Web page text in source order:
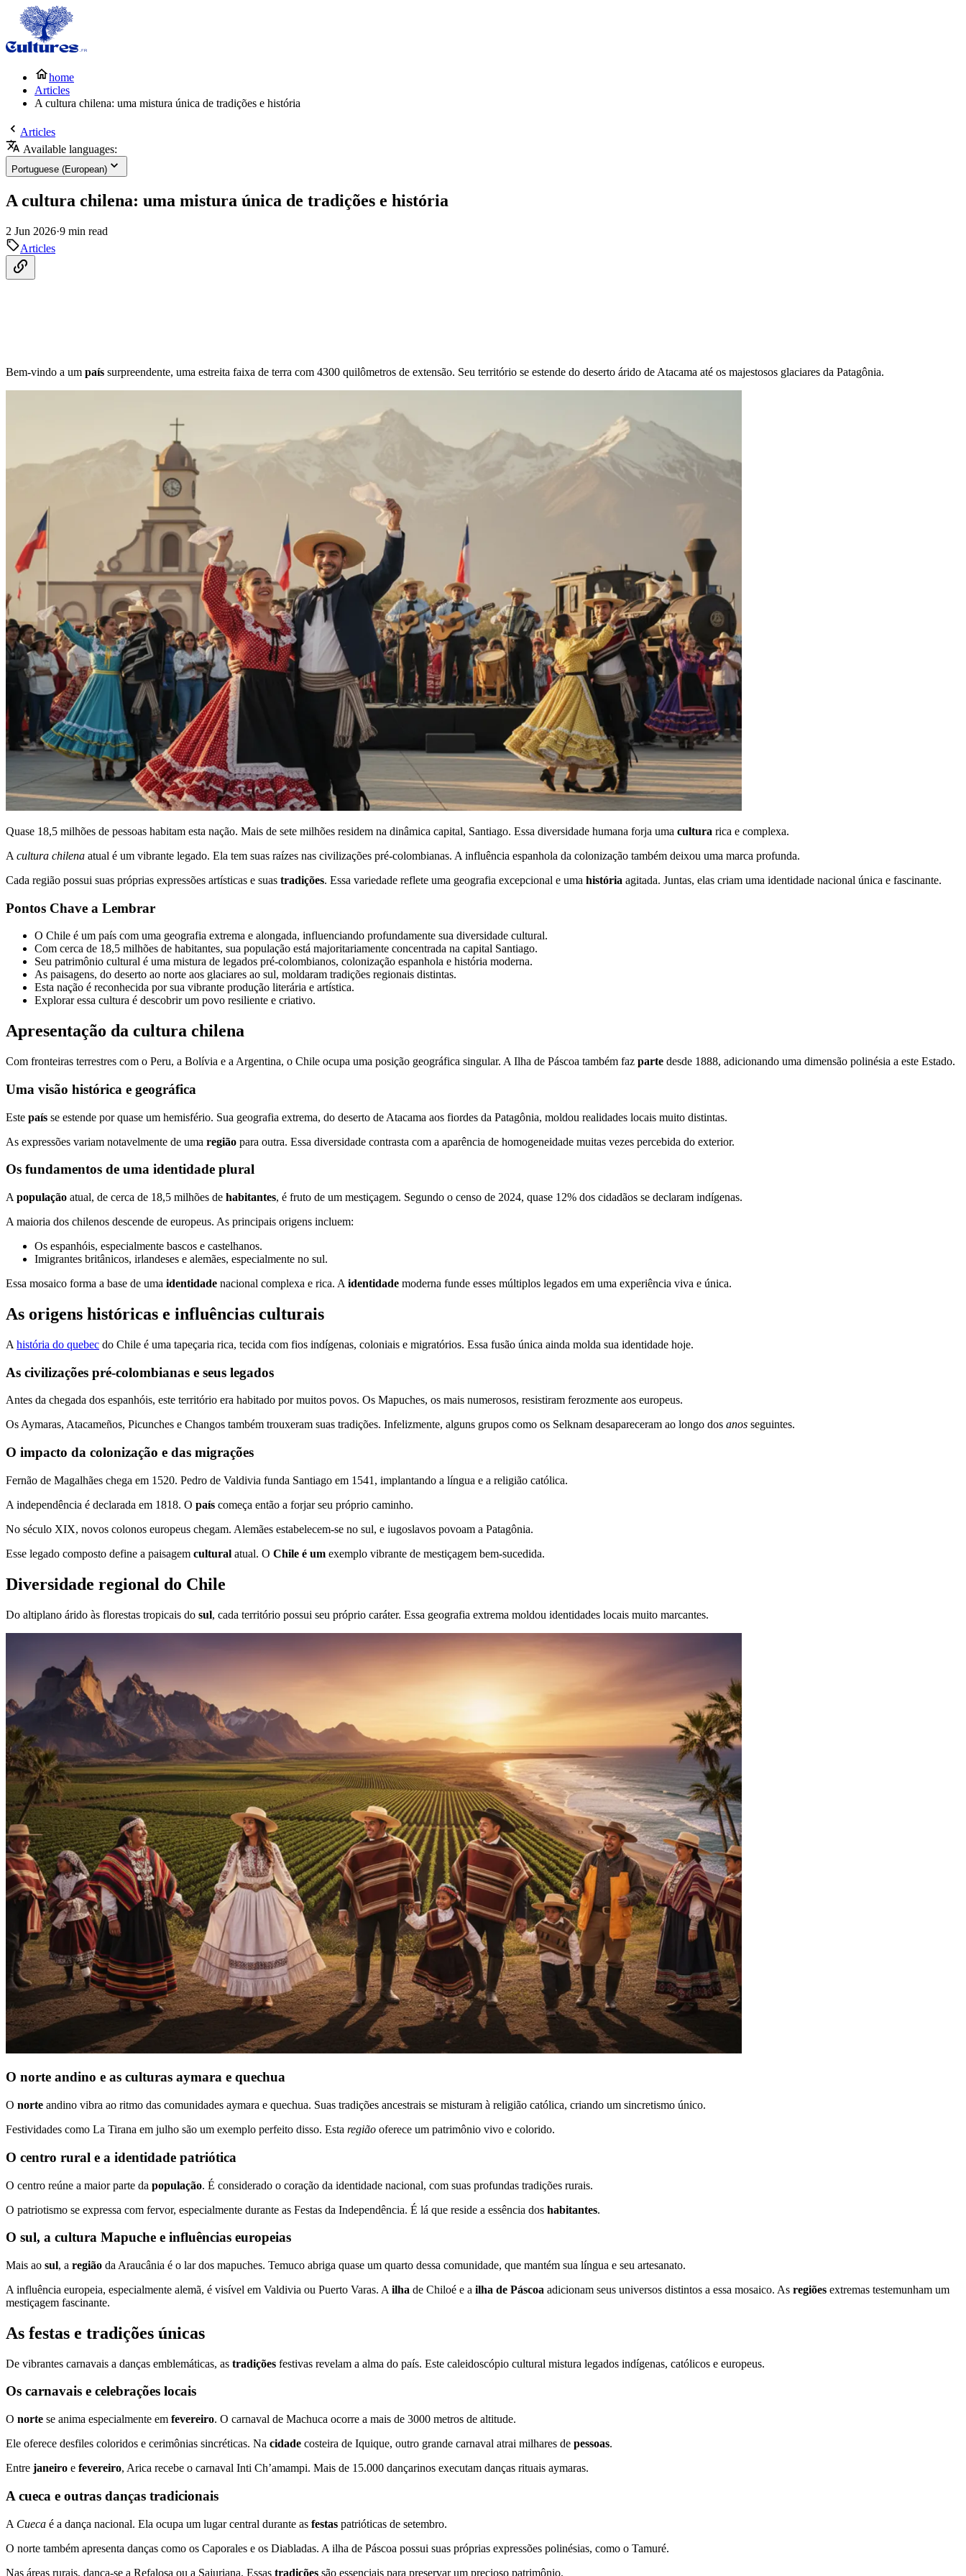
home
Articles
A cultura chilena: uma mistura única de tradições e história
Articles
Available languages:
Portuguese (European)
A cultura chilena: uma mistura única de tradições e história
2 Jun 2026·9 min read
Articles
Bem-vindo a um país surpreendente, uma estreita faixa de terra com 4300 quilômetros de extensão. Seu território se estende do deserto árido de Atacama até os majestosos glaciares da Patagônia.
Quase 18,5 milhões de pessoas habitam esta nação. Mais de sete milhões residem na dinâmica capital, Santiago. Essa diversidade humana forja uma cultura rica e complexa.
A cultura chilena atual é um vibrante legado. Ela tem suas raízes nas civilizações pré-colombianas. A influência espanhola da colonização também deixou uma marca profunda.
Cada região possui suas próprias expressões artísticas e suas tradições. Essa variedade reflete uma geografia excepcional e uma história agitada. Juntas, elas criam uma identidade nacional única e fascinante.
Pontos Chave a Lembrar
O Chile é um país com uma geografia extrema e alongada, influenciando profundamente sua diversidade cultural.
Com cerca de 18,5 milhões de habitantes, sua população está majoritariamente concentrada na capital Santiago.
Seu patrimônio cultural é uma mistura de legados pré-colombianos, colonização espanhola e história moderna.
As paisagens, do deserto ao norte aos glaciares ao sul, moldaram tradições regionais distintas.
Esta nação é reconhecida por sua vibrante produção literária e artística.
Explorar essa cultura é descobrir um povo resiliente e criativo.
Apresentação da cultura chilena
Com fronteiras terrestres com o Peru, a Bolívia e a Argentina, o Chile ocupa uma posição geográfica singular. A Ilha de Páscoa também faz parte desde 1888, adicionando uma dimensão polinésia a este Estado.
Uma visão histórica e geográfica
Este país se estende por quase um hemisfério. Sua geografia extrema, do deserto de Atacama aos fiordes da Patagônia, moldou realidades locais muito distintas.
As expressões variam notavelmente de uma região para outra. Essa diversidade contrasta com a aparência de homogeneidade muitas vezes percebida do exterior.
Os fundamentos de uma identidade plural
A população atual, de cerca de 18,5 milhões de habitantes, é fruto de um mestiçagem. Segundo o censo de 2024, quase 12% dos cidadãos se declaram indígenas.
A maioria dos chilenos descende de europeus. As principais origens incluem:
Os espanhóis, especialmente bascos e castelhanos.
Imigrantes britânicos, irlandeses e alemães, especialmente no sul.
Essa mosaico forma a base de uma identidade nacional complexa e rica. A identidade moderna funde esses múltiplos legados em uma experiência viva e única.
As origens históricas e influências culturais
A história do quebec do Chile é uma tapeçaria rica, tecida com fios indígenas, coloniais e migratórios. Essa fusão única ainda molda sua identidade hoje.
As civilizações pré-colombianas e seus legados
Antes da chegada dos espanhóis, este território era habitado por muitos povos. Os Mapuches, os mais numerosos, resistiram ferozmente aos europeus.
Os Aymaras, Atacameños, Picunches e Changos também trouxeram suas tradições. Infelizmente, alguns grupos como os Selknam desapareceram ao longo dos anos seguintes.
O impacto da colonização e das migrações
Fernão de Magalhães chega em 1520. Pedro de Valdivia funda Santiago em 1541, implantando a língua e a religião católica.
A independência é declarada em 1818. O país começa então a forjar seu próprio caminho.
No século XIX, novos colonos europeus chegam. Alemães estabelecem-se no sul, e iugoslavos povoam a Patagônia.
Esse legado composto define a paisagem cultural atual. O Chile é um exemplo vibrante de mestiçagem bem-sucedida.
Diversidade regional do Chile
Do altiplano árido às florestas tropicais do sul, cada território possui seu próprio caráter. Essa geografia extrema moldou identidades locais muito marcantes.
O norte andino e as culturas aymara e quechua
O norte andino vibra ao ritmo das comunidades aymara e quechua. Suas tradições ancestrais se misturam à religião católica, criando um sincretismo único.
Festividades como La Tirana em julho são um exemplo perfeito disso. Esta região oferece um patrimônio vivo e colorido.
O centro rural e a identidade patriótica
O centro reúne a maior parte da população. É considerado o coração da identidade nacional, com suas profundas tradições rurais.
O patriotismo se expressa com fervor, especialmente durante as Festas da Independência. É lá que reside a essência dos habitantes.
O sul, a cultura Mapuche e influências europeias
Mais ao sul, a região da Araucânia é o lar dos mapuches. Temuco abriga quase um quarto dessa comunidade, que mantém sua língua e seu artesanato.
A influência europeia, especialmente alemã, é visível em Valdivia ou Puerto Varas. A ilha de Chiloé e a ilha de Páscoa adicionam seus universos distintos a essa mosaico. As regiões extremas testemunham um
mestiçagem fascinante.
As festas e tradições únicas
De vibrantes carnavais a danças emblemáticas, as tradições festivas revelam a alma do país. Este caleidoscópio cultural mistura legados indígenas, católicos e europeus.
Os carnavais e celebrações locais
O norte se anima especialmente em fevereiro. O carnaval de Machuca ocorre a mais de 3000 metros de altitude.
Ele oferece desfiles coloridos e cerimônias sincréticas. Na cidade costeira de Iquique, outro grande carnaval atrai milhares de pessoas.
Entre janeiro e fevereiro, Arica recebe o carnaval Inti Ch’amampi. Mais de 15.000 dançarinos executam danças rituais aymaras.
A cueca e outras danças tradicionais
A Cueca é a dança nacional. Ela ocupa um lugar central durante as festas patrióticas de setembro.
O norte também apresenta danças como os Caporales e os Diabladas. A ilha de Páscoa possui suas próprias expressões polinésias, como o Tamuré.
Nas áreas rurais, dança-se a Refalosa ou a Sajuriana. Essas tradições são essenciais para preservar um precioso patrimônio.